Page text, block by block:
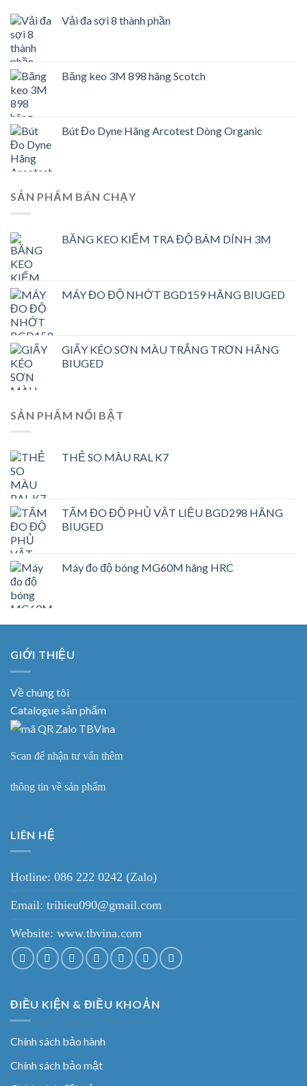
Vải đa sợi 8 thành phần
Băng keo 3M 898 hãng Scotch
Bút Đo Dyne Hãng Arcotest Dòng Organic
SẢN PHẨM BÁN CHẠY
BĂNG KEO KIỂM TRA ĐỘ BÁM DÍNH 3M
MÁY ĐO ĐỘ NHỚT BGD159 HÃNG BIUGED
GIẤY KÉO SƠN MÀU TRẮNG TRƠN HÃNG
BIUGED
SẢN PHẨM NỔI BẬT
THẺ SO MÀU RAL K7
TẤM ĐO ĐỘ PHỦ VẬT LIỆU BGD298 HÃNG
BIUGED
Máy đo độ bóng MG60M hãng HRC
GIỚI THIỆU
Về chúng tôi
Catalogue sản phẩm
Scan để nhận tư vấn thêm
thông tin về sản phẩm
LIÊN HỆ
Hotline: 086 222 0242 (Zalo)
Email: trihieu090@gmail.com
Website: www.tbvina.com
ĐIỀU KIỆN & ĐIỀU KHOẢN
Chính sách bảo hành
Chính sách bảo mật